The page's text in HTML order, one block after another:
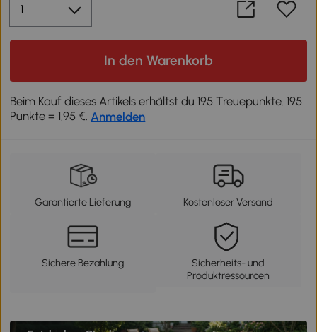
In den Warenkorb
Beim Kauf dieses Artikels erhältst du 195 Treuepunkte. 195
Punkte = 1,95 €. Anmelden
Garantierte Lieferung Kostenloser Versand
Sichere Bezahlung
Sicherheits- und
Produktressourcen